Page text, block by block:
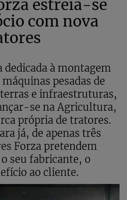
estreia-se
com nova
dedicada à montagem
pesadas de
e infraestruturas,
se na Agricultura,
própria de tratores.
já, de apenas três
Forza pretendem
seu fabricante, o
ao cliente.